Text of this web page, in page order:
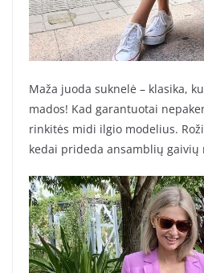
Maža juoda suknelė – klasika,
mados! Kad garantuotai
rinkitės midi ilgio modelius.
kedai prideda ansamblių gaivių